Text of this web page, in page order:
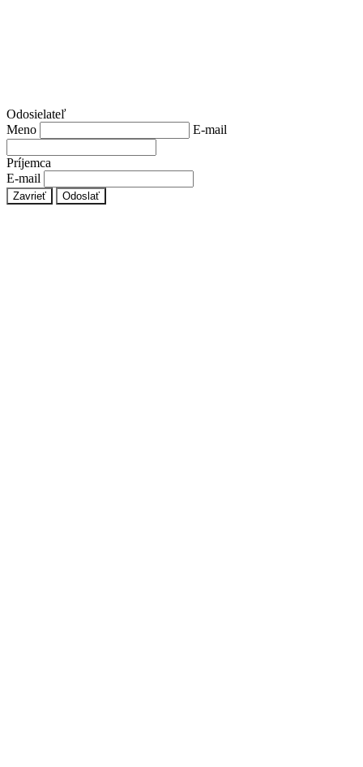
Odosielateľ
Meno
E-mail
Príjemca
E-mail
Zavrieť Odoslať